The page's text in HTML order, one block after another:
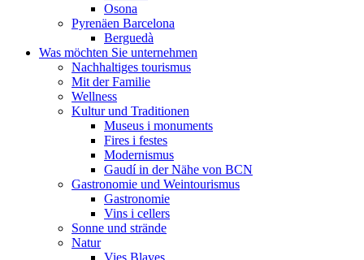
Osona
Pyrenäen Barcelona
Berguedà
Was möchten Sie unternehmen
Nachhaltiges tourismus
Mit der Familie
Wellness
Kultur und Traditionen
Museus i monuments
Fires i festes
Modernismus
Gaudí in der Nähe von BCN
Gastronomie und Weintourismus
Gastronomie
Vins i cellers
Sonne und strände
Natur
Vies Blaves